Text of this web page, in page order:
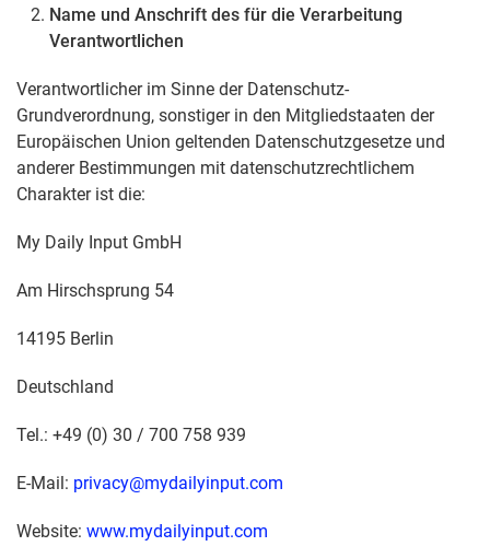
Name und Anschrift des für die Verarbeitung
Verantwortlichen
Verantwortlicher im Sinne der Datenschutz-
Grundverordnung, sonstiger in den Mitgliedstaaten der
Europäischen Union geltenden Datenschutzgesetze und
anderer Bestimmungen mit datenschutzrechtlichem
Charakter ist die:
My Daily Input GmbH
Am Hirschsprung 54
14195 Berlin
Deutschland
Tel.: +49 (0) 30 / 700 758 939
E-Mail: privacy@mydailyinput.com
Website: www.mydailyinput.com